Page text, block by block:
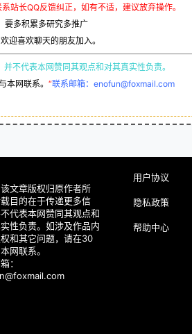
长QQ反馈纠正，如有不适，建议放弃操作。
要多积累多研究多推广
迎喜欢聊天的朋友加入。
并不代表本网赞同其观点和对其真实性负责。
本网联系。 “联系邮箱：enofun@foxmail.com
文章版权归原作者所
目的在于传递更多信
代表本网赞同其观点和
性负责。如涉及作品内
和其它问题，请在30
网联系。
：
用户协议
隐私政策
帮助中心